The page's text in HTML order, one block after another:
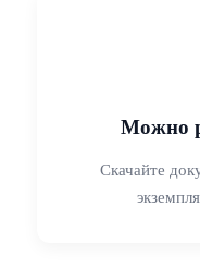
Можно
Скачайте